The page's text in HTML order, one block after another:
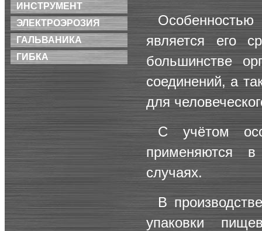
ИНСТРУМЕНТ
ЭЛЕКТРОЭРОЗИЯ
ГАЛЬВАНИКА
ГИБКА
является его
большинстве
соединений, а
для
С учётом
применяются
случаях.
В
упаковки